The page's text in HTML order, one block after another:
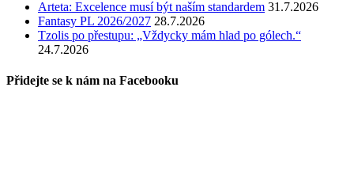
Arteta: Excelence musí být naším standardem 31.7.2026
Fantasy PL 2026/2027 28.7.2026
Tzolis po přestupu: „Vždycky mám hlad po gólech.“
24.7.2026
Přidejte se k nám na Facebooku